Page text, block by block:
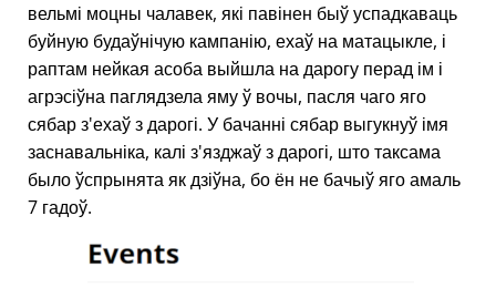
вельмі моцны чалавек, які павінен быў успадкаваць
буйную будаўнічую кампанію, ехаў на матацыкле, і
раптам нейкая асоба выйшла на дарогу перад ім і
агрэсіўна паглядзела яму ў вочы, пасля чаго яго
сябар з'ехаў з дарогі. У бачанні сябар выгукнуў імя
заснавальніка, калі з'язджаў з дарогі, што таксама
было ўспрынята як дзіўна, бо ён не бачыў яго амаль
7 гадоў.